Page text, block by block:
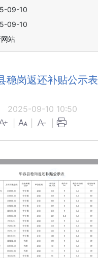
09-10
09-10
站
稳岗返还补贴公示表
2025-09-10 10:50